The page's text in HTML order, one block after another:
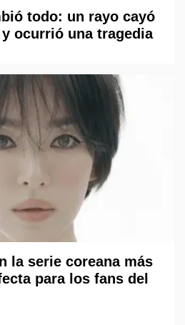
todo: un rayo cayó
ocurrió una tragedia
la serie coreana más
para los fans del